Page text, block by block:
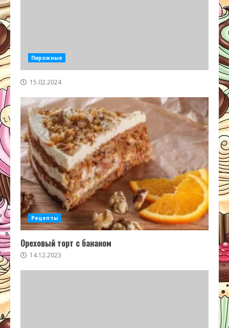
Пирожные
15.02.2024
Рецепты
Ореховый торт с бананом
14.12.2023